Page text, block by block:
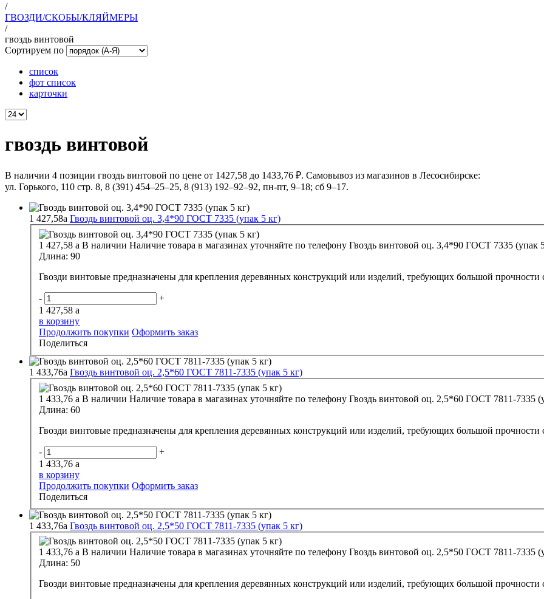
/
ГВОЗДИ/СКОБЫ/КЛЯЙМЕРЫ
/
гвоздь винтовой
Сортируем по
список
фот список
карточки
гвоздь винтовой
В наличии 4 позиции гвоздь винтовой по цене от 1427,58 до 1433,76 ₽. Самовывоз из магазинов в Лесосибирске:
ул. Горького, 110 стр. 8, 8 (391) 454–25–25, 8 (913) 192–92–92, пн-пт, 9–18; сб 9–17.
1 427,58a Гвоздь винтовой оц. 3,4*90 ГОСТ 7335 (упак 5 кг)
1 427,58 a В наличии Наличие товара в магазинах уточняйте по телефону Гвоздь винтовой оц. 3,4*90 ГОСТ 7335 (упак
Длина: 90
Гвозди винтовые предназначены для крепления деревянных конструкций или изделий, требующих большой
-
+
1 427,58 a
в корзину
Продолжить покупки Оформить заказ
Поделиться
1 433,76a Гвоздь винтовой оц. 2,5*60 ГОСТ 7811-7335 (упак 5 кг)
1 433,76 a В наличии Наличие товара в магазинах уточняйте по телефону Гвоздь винтовой оц. 2,5*60 ГОСТ 7811-7335
Длина: 60
Гвозди винтовые предназначены для крепления деревянных конструкций или изделий, требующих большой
-
+
1 433,76 a
в корзину
Продолжить покупки Оформить заказ
Поделиться
1 433,76a Гвоздь винтовой оц. 2,5*50 ГОСТ 7811-7335 (упак 5 кг)
1 433,76 a В наличии Наличие товара в магазинах уточняйте по телефону Гвоздь винтовой оц. 2,5*50 ГОСТ 7811-7335
Длина: 50
Гвозди винтовые предназначены для крепления деревянных конструкций или изделий, требующих большой